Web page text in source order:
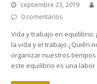
septiembre 23, 2019
0 comentarios
Vida y trabajo en equilibrio:
la vida y el trabajo ¿Quién
organizar nuestros
este equilibrio es una